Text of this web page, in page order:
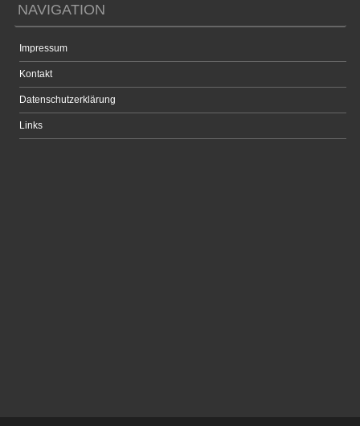
NAVIGATION
Impressum
Kontakt
Datenschutzerklärung
Links